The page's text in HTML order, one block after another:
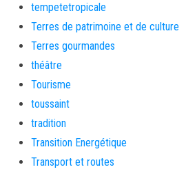
tempetetropicale
Terres de patrimoine et de culture
Terres gourmandes
théâtre
Tourisme
toussaint
tradition
Transition Energétique
Transport et routes